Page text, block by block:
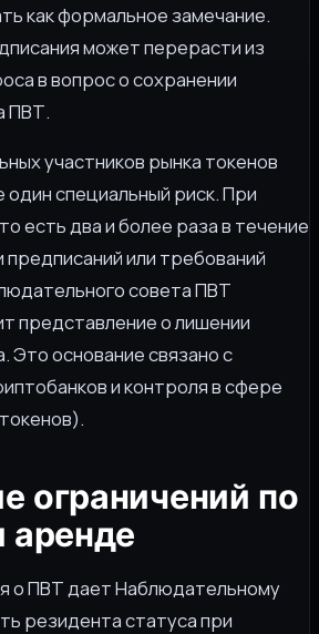
как формальное замечание.
может перерасти из
в вопрос о сохранении
ПВТ.
участников рынка токенов
специальный риск. При
есть два и более раза в течение
предписаний или требований
совета ПВТ
представление о лишении
Это основание связано с
и контроля в сфере
ограничений по
аренде
о ПВТ дает Наблюдательному
резидента статуса при